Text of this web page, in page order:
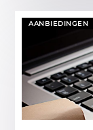
AANBIEDINGEN